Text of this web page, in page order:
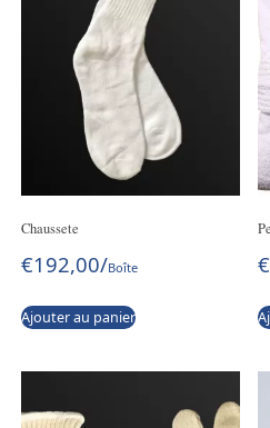
Chaussete
€192,00/Boîte
Ajouter au panier
€